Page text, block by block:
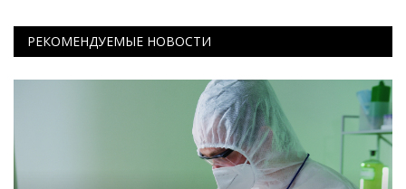
РЕКОМЕНДУЕМЫЕ НОВОСТИ